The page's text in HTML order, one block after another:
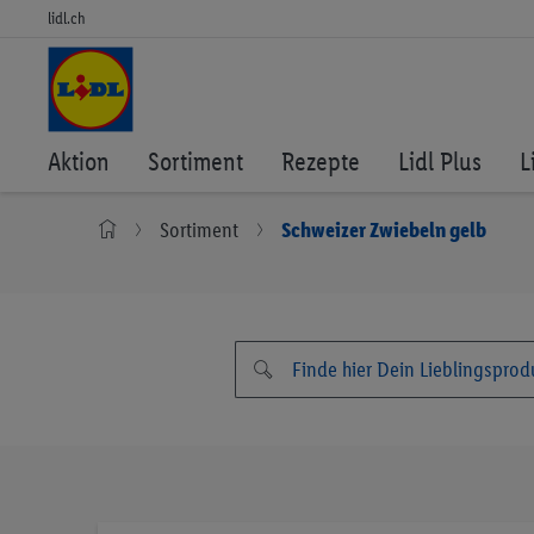
lidl.ch
Aktion Sortiment Rezepte Lidl Plus
Sortiment Schweizer Zwiebeln gelb